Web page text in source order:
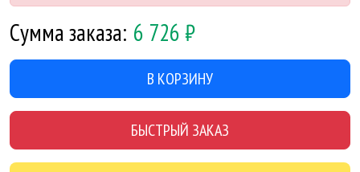
Сумма заказа: 6 726₽
В КОРЗИНУ
БЫСТРЫЙ ЗАКАЗ